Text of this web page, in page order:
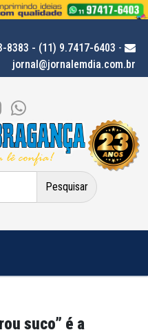
8383 - (11) 9.7417-6403 -
jornal@jornalemdia.com.br
suco” é a